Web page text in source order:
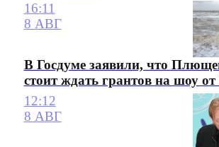
16:11
8 АВГ
В Госдуме заявили, что
стоит ждать грантов на шоу от
12:12
8 АВГ